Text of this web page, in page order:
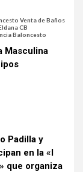
Venta de Baños
CB
Baloncesto
Masculina
Padilla y
en la «I
que organiza